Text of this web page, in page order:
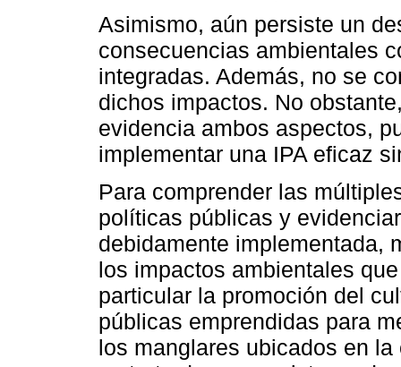
Asimismo, aún persiste un
consecuencias ambientales
integradas. Además, no se
dichos impactos. No
evidencia ambos aspectos,
implementar una IPA eficaz
Para comprender las
políticas públicas y
debidamente implementada,
los impactos ambientales
particular la promoción del
públicas emprendidas para
los manglares ubicados en